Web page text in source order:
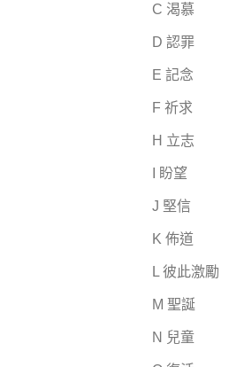
C 渴慕
D 認罪
E 記念
F 祈求
H 立志
I 盼望
J 堅信
K 佈道
L 彼此激勵
M 聖誕
N 兒童